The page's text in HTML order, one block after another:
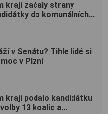
kraji začaly strany
do komunálních...
v Senátu? Tihle lidé si
v Plzni
kraji podalo kandidátku
13 koalic a...